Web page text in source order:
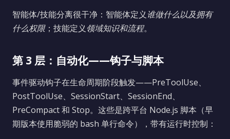
智能体/技能分离很干净：智能体定义 谁做什么以及拥有
什么权限；技能定义领域知识和流程。
第 3 层：自动化——钩子与脚本
事件驱动钩子在生命周期阶段触发——PreToolUse、
PostToolUse、SessionStart、SessionEnd、
PreCompact 和 Stop。这些是跨平台 Node.js 脚本（早
期版本使用脆弱的 bash 单行命令），带有运行时控制：